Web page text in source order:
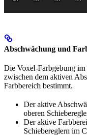
Abschwächung und
Die Voxel-Farbgebung
zwischen dem aktiven
Farbbereich bestimmt.
Der aktive
oberen
Der aktive
Schiebereglern im